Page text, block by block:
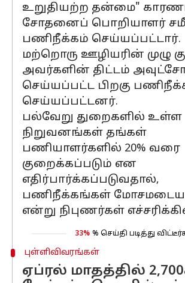
உறுதியற்ற தன்மை"
சோதனைப் பொறியாளர்
பணிநீக்கம் செய்யப்பட்டார்.
மற்றொரு ஊழியரின் முழு
அவர்களின் திட்டம்
செய்யப்பட்ட பிறகு
செய்யப்பட்டனர்.
பல்வேறு துறைகளில் உள்ள
நிறுவனங்கள் தங்கள்
பணியாளர்களில் 20% வரை
குறைக்கப்படும் என
எதிர்பார்க்கப்படுவதால்,
பணிநீக்கங்கள்
என்று நிபுணர்கள்
33% % செய்தி படித்து
புள்ளிவிவரங்கள்
ஏப்ரல் மாதத்தில்